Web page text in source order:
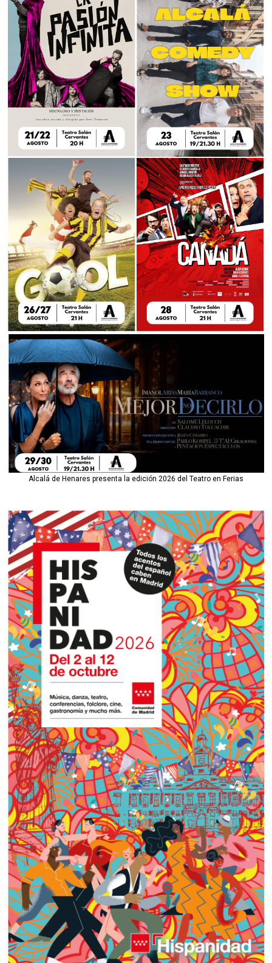
Alcalá de Henares presenta la edición 2026 del Teatro en Ferias